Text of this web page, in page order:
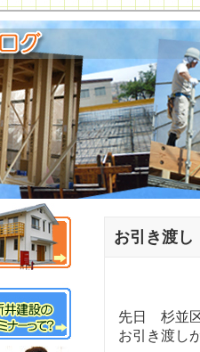
お引き渡し
先日 杉並
お引き渡し